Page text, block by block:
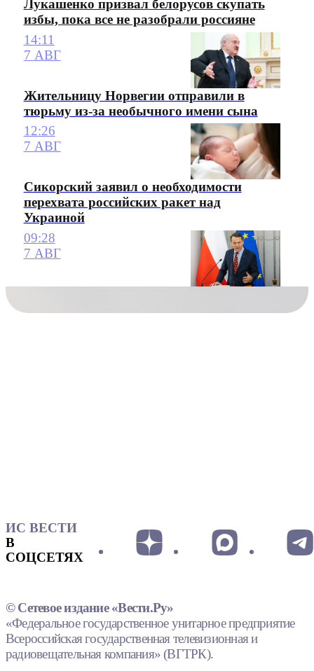
Лукашенко призвал белорусов скупать
избы, пока все не разобрали россияне
14:11
7 АВГ
Жительницу Норвегии отправили в
тюрьму из-за необычного имени сына
12:26
7 АВГ
Сикорский заявил о необходимости
перехвата российских ракет над
Украиной
09:28
7 АВГ
ИС ВЕСТИ
В
СОЦСЕТЯХ
© Сетевое издание «Вести.Ру»
«Федеральное государственное унитарное предприятие
Всероссийская государственная телевизионная и
радиовещательная компания» (ВГТРК).